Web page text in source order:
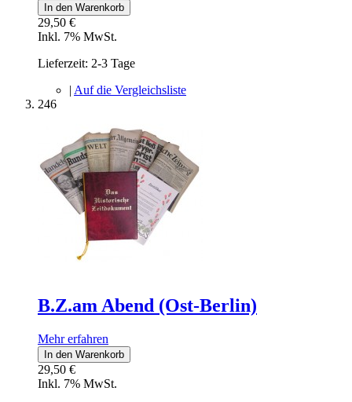
In den Warenkorb
29,50 €
Inkl. 7% MwSt.
Lieferzeit: 2-3 Tage
| Auf die Vergleichsliste
246
B.Z.am Abend (Ost-Berlin)
Mehr erfahren
In den Warenkorb
29,50 €
Inkl. 7% MwSt.